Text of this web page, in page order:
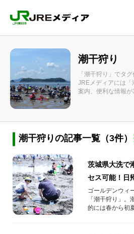
潮干狩り
「潮干狩り」でタ
JREメディアには
案内、便利な情報が
潮干狩りの記事一覧（3件）
茨城県大洗で
セス可能！日
ゴールデンウィ
「潮干狩り」
的には春から初